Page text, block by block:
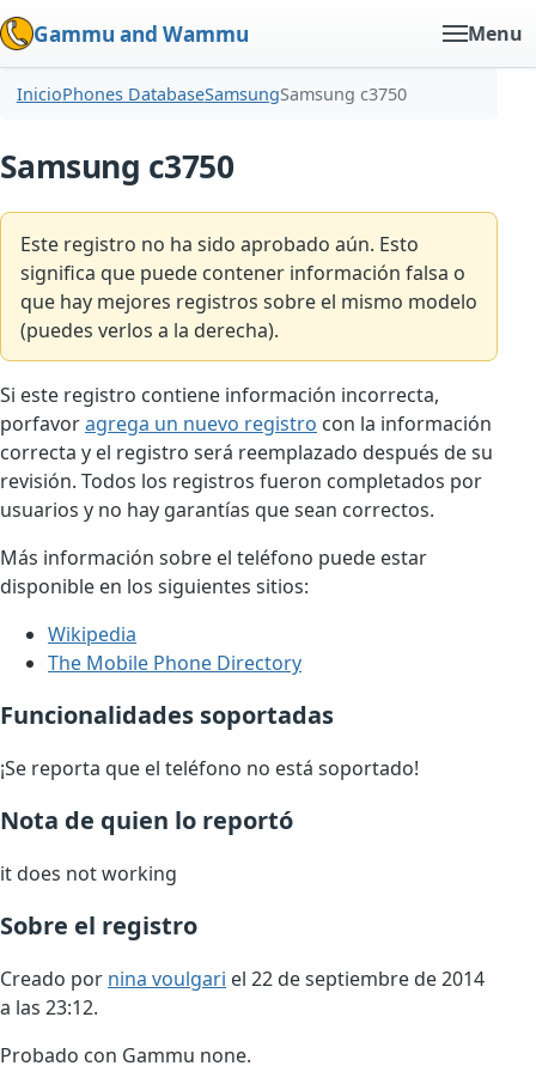
Gammu and Wammu Menu
InicioPhones DatabaseSamsungSamsung c3750
Samsung c3750
Este registro no ha sido aprobado aún. Esto
significa que puede contener información falsa o
que hay mejores registros sobre el mismo modelo
(puedes verlos a la derecha).
Si este registro contiene información incorrecta,
porfavoragrega un nuevo registro con la información
correcta y el registro será reemplazado después de su
revisión. Todos los registros fueron completados por
usuarios y no hay garantías que sean correctos.
Más información sobre el teléfono puede estar
disponible en los siguientes sitios:
Wikipedia
The Mobile Phone Directory
Funcionalidades soportadas
¡Se reporta que el teléfono no está soportado!
Nota de quien lo reportó
it does not working
Sobre el registro
Creado por nina voulgari el 22 de septiembre de 2014
a las 23:12.
Probado con Gammu none.